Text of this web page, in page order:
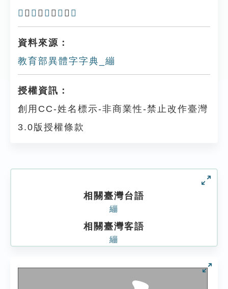
𧚸 、 䙖 、 綳 、 𦇜 、 䙀
資料來源：
教育部異體字字典_繃
授權資訊：
創用CC-姓名標示-非商業性-禁止改作臺灣
3.0版授權條款
相關臺灣台語
繃
相關臺灣客語
繃